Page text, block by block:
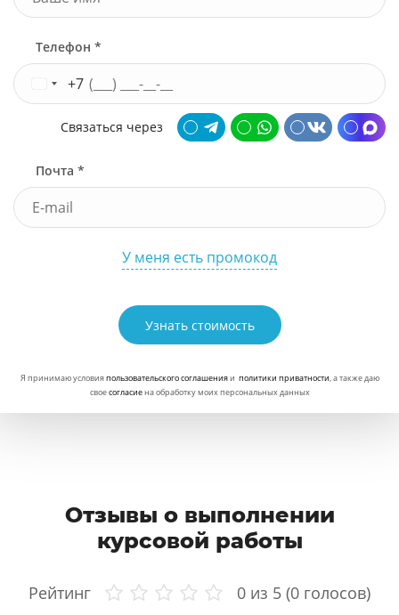
Телефон *
+7
Связаться через
Почта *
У меня есть промокод
Узнать стоимость
Я принимаю условияпользовательского соглашенияи политики приватности, а также даю
своесогласиена обработку моих персональных данных
Отзывы о выполнении
курсовой работы
Рейтинг 0 из 5 (0 голосов)